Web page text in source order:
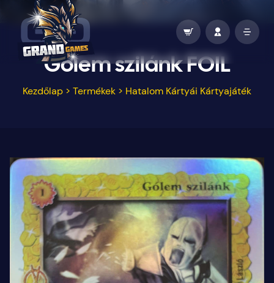
Gólem szilánk FOIL
Kezdőlap > Termékek > Hatalom Kártyái Kártyajáték